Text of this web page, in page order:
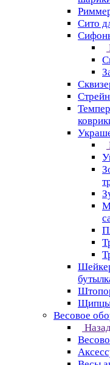
Сито
Щипцы
Весовое